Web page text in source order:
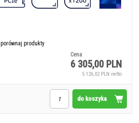
porównaj produkty
Cena:
6 305,00 PLN
5 126,02 PLN netto
do koszyka